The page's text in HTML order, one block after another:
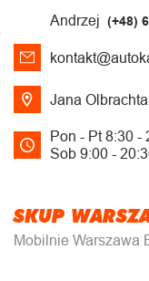
Andrzej (+48)
Jana
Pon - Pt 8:30 -
Sob 9:00 -
SKUP
Mobilnie Warszawa